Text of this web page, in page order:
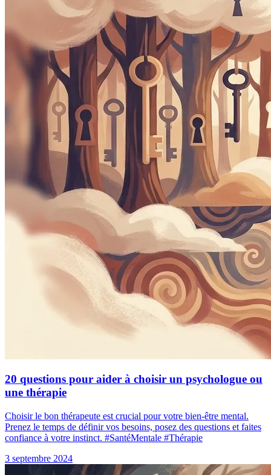
20 questions pour aider à choisir un psychologue ou
une thérapie
Choisir le bon thérapeute est crucial pour votre bien-être mental.
Prenez le temps de définir vos besoins, posez des questions et faites
confiance à votre instinct. #SantéMentale #Thérapie
3 septembre 2024